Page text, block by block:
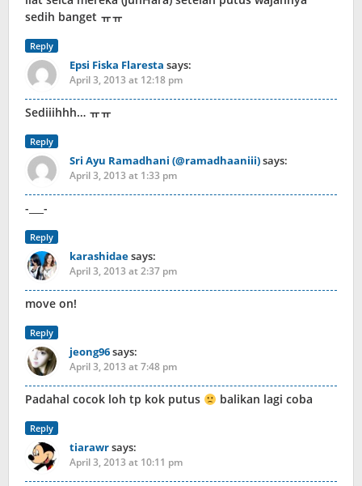
sedih banget ㅠㅠ
Reply
Epsi Fiska Flaresta says:
April 3, 2013 at 12:18 pm
Sediiihhh… ㅠㅠ
Reply
Sri Ayu Ramadhani (@ramadhaaniii)says:
April 3, 2013 at 1:33 pm
-___-
Reply
karashidaesays:
April 3, 2013 at 2:37 pm
move on!
Reply
jeong96says:
April 3, 2013 at 7:48 pm
Padahal cocok loh tp kok putus balikan lagi coba
Reply
tiarawrsays:
April 3, 2013 at 10:11 pm